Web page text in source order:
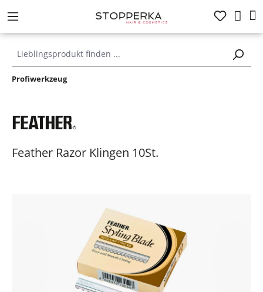
springen
Profiwerkzeug
Feather Razor Klingen 10St.